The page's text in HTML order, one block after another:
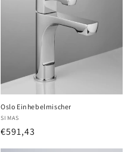
Oslo Einhebelmischer
Anbieter:
SIMAS
Normaler
€591,43